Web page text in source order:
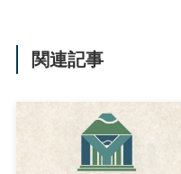
関連記事